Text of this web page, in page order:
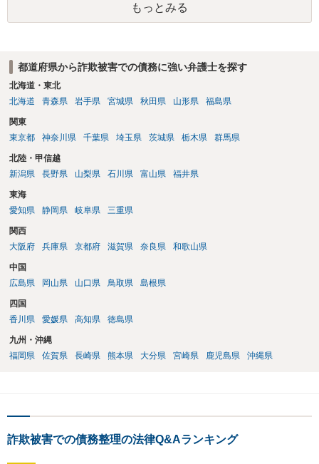
るといえそうなものはありませんでした。 不貞当事者間での貸金だか
らといって不法原因給付になるわけではありません。 あなたが性行為
もっとみる
都道府県から詐欺被害での債務に強い弁護士を探す
北海道・東北
北海道
青森県 岩手県 宮城県 秋田県 山形県 福島県
関東
東京都
神奈川県 千葉県 埼玉県 茨城県 栃木県 群馬県
北陸・甲信越
新潟県
長野県 山梨県 石川県 富山県 福井県
東海
愛知県
静岡県 岐阜県 三重県
関西
大阪府
兵庫県 京都府 滋賀県 奈良県 和歌山県
中国
広島県
岡山県 山口県 鳥取県 島根県
四国
香川県
愛媛県 高知県 徳島県
九州・沖縄
福岡県
佐賀県 長崎県 熊本県 大分県 宮崎県 鹿児島県 沖縄県
詐欺被害での債務整理の法律Q&Aランキング